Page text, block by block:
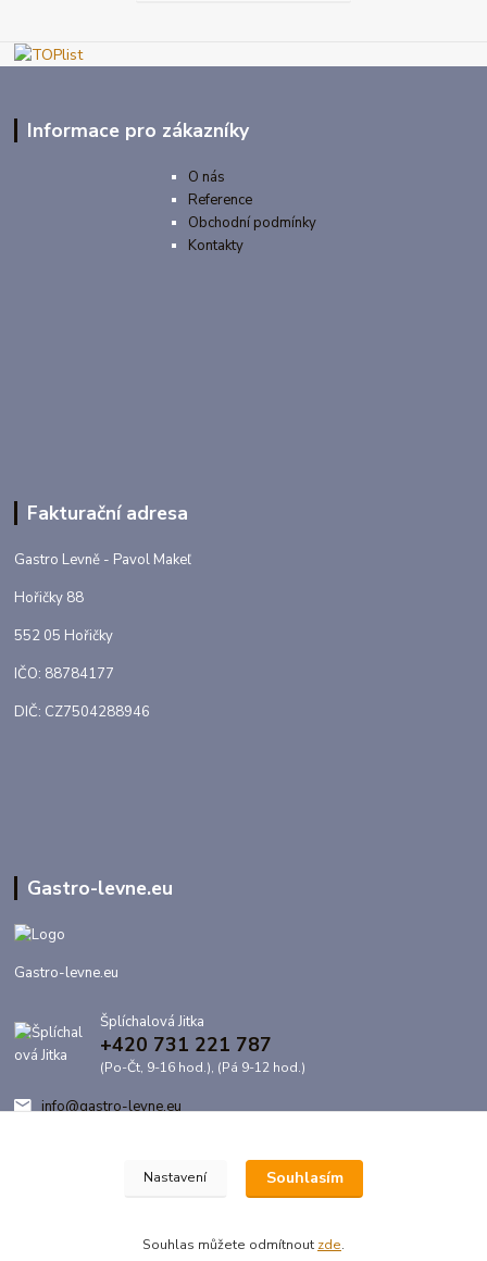
Informace pro zákazníky
O nás
Reference
Obchodní podmínky
Kontakty
Fakturační adresa
Gastro Levně - Pavol Makeľ
Hořičky 88
552 05 Hořičky
IČO: 88784177
DIČ: CZ7504288946
Gastro-levne.eu
Gastro-levne.eu
Šplíchalová Jitka
+420 731 221 787
(Po-Čt, 9-16 hod.), (Pá 9-12 hod.)
info@gastro-levne.eu
Nastavení Souhlasím
Souhlas můžete odmítnout zde.